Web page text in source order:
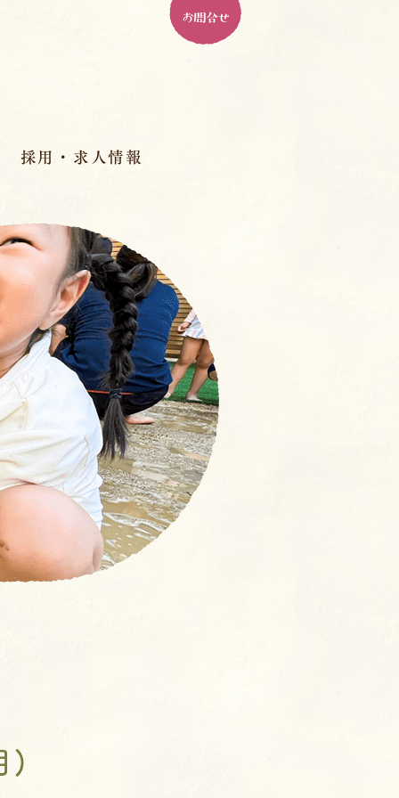
採用・求人情報
パドマで働く、１０の魅力
人材育成
先輩の先生のインタビュー
スペシャル座談会
NEW！】募集要項：新卒採
(2027年度)・中途採用(随
時)の流れ
奨学⾦返済⽀援制度とは
よくあるご質問
お問合せ
)